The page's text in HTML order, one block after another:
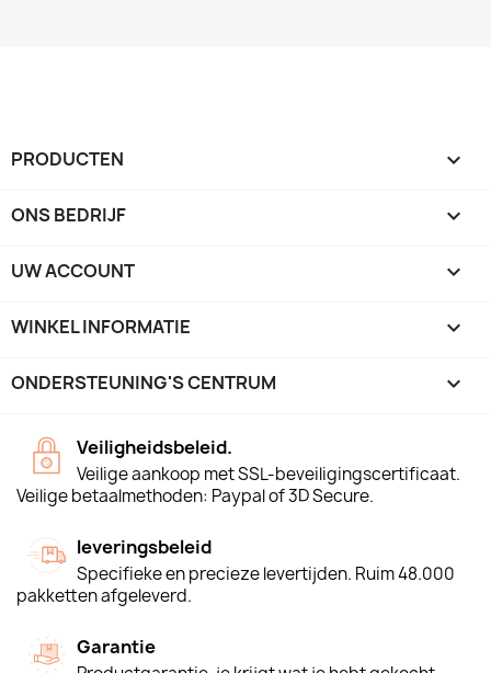
PRODUCTEN 
ONS BEDRIJF 
UW ACCOUNT 
WINKEL INFORMATIE keyboard_arrow_down
ONDERSTEUNING'S CENTRUM 
Veiligheidsbeleid.
Veilige aankoop met SSL-beveiligingscertificaat.
Veilige betaalmethoden: Paypal of 3D Secure.
leveringsbeleid
Specifieke en precieze levertijden. Ruim 48.000
pakketten afgeleverd.
Garantie